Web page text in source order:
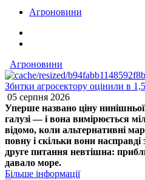
Агроновини
Агроновини
Збитки агросектору оцінили в
05 серпня 2026
Уперше названо ціну
галузі — і вона вимірюється
відомо, коли альтернативні
повну і скільки вони насправді
друге питання невтішна:
давало море.
Більше інформації